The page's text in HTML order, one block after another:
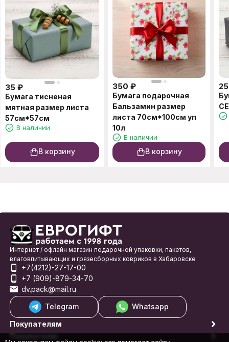
35 ₽
Бумага тисненая
мятная размер листа
57см*57см
В наличии
В корзину
350 ₽
Бумага подарочная
Бальзамин размер
листа 70см*100см уп
10л
В наличии
В корзину
Интернет / офлайн магазин подарочной упаковки, пакетов,
влаговпитывающих и грязесборных ковриков в Хабаровске
+7(4212)-27-17-00
+7 (909)-879-34-70
dv.pack@mail.ru
Telegram
Whatsapp
Покупателям
Покупателю